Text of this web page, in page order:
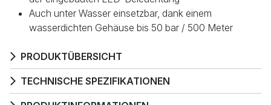
Auch unter Wasser einsetzbar, dank einem
wasserdichten Gehäuse bis 50 bar / 500 Meter
PRODUKTÜBERSICHT
TECHNISCHE SPEZIFIKATIONEN